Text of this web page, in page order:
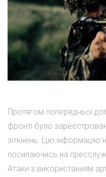
Протягом попередньої
фронті було
зіткнень. Цю інформацію
посилаючись на
Атаки з використанням